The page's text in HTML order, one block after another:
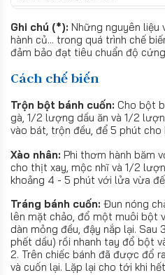
Ghi chú (*): Những nguyên liệu
hành củ... trong quá trình chế
đảm bảo đạt tiêu chuẩn độ
Cách chế biến
Trộn bột bánh cuốn: Cho bột
gà, 1/2 lượng dầu ăn và 1/2
vào bát, trộn đều, để 5 phút
Xào nhân: Phi thơm hành băm
cho thịt xay, mộc nhĩ và 1/2
khoảng 4 - 5 phút với lửa vừa
Tráng bánh cuốn: Đun nóng
lên mặt chảo, đổ một muôi bột
dàn mỏng đều, đậy nắp lại.
phết dầu) rồi nhanh tay đổ bột
2. Trên chiếc bánh đã được đổ
và cuốn lại. Lặp lại cho tới khi